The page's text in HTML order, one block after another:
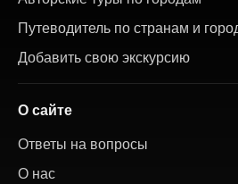
Путеводитель по странам и
Добавить свою экскурсию
О сайте
Ответы на вопросы
О нас